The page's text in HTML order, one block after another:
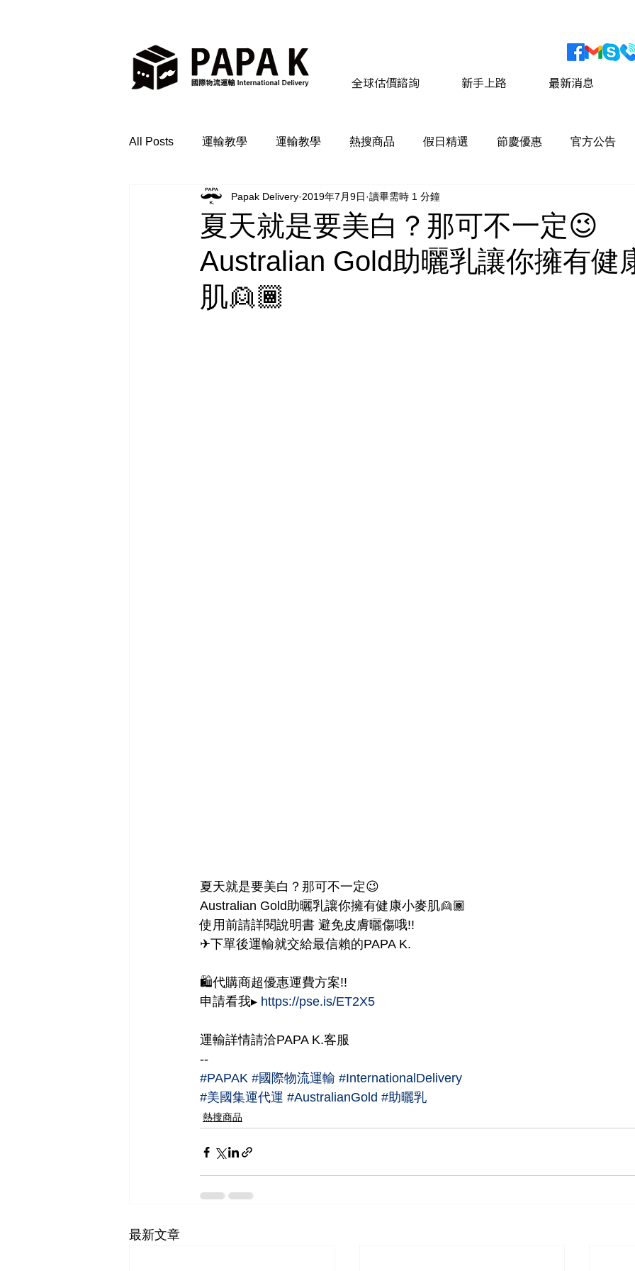
全球估價諮詢 新手上路 最新消息
All Posts 運輸教學 運輸教學 熱搜商品 假日精選 節慶優惠 官方公告
夏天就是要美白？那可不一定😉
Australian Gold助曬乳讓你擁有健
肌👱🏾
Papak Delivery 2019年7月9日 讀畢需時 1 分鐘
夏天就是要美白？那可不一定😉
Australian Gold助曬乳讓你擁有健康小麥肌👱🏾
使用前請詳閱說明書 避免皮膚曬傷哦!!
✈下單後運輸就交給最信賴的PAPA K.
🛍代購商超優惠運費方案!!
申請看我▸ https://pse.is/ET2X5
運輸詳情請洽PAPA K.客服
--
#PAPAK #國際物流運輸 #InternationalDelivery
#美國集運代運 #AustralianGold #助曬乳
熱搜商品
最新文章